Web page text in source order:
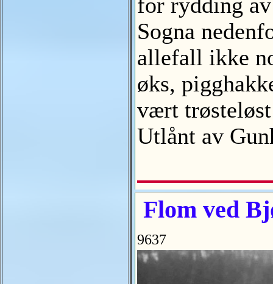
for rydding
Sogna
allefall ikke
øks,
vært trøsteløst
Utlånt av
Flom ved
9637